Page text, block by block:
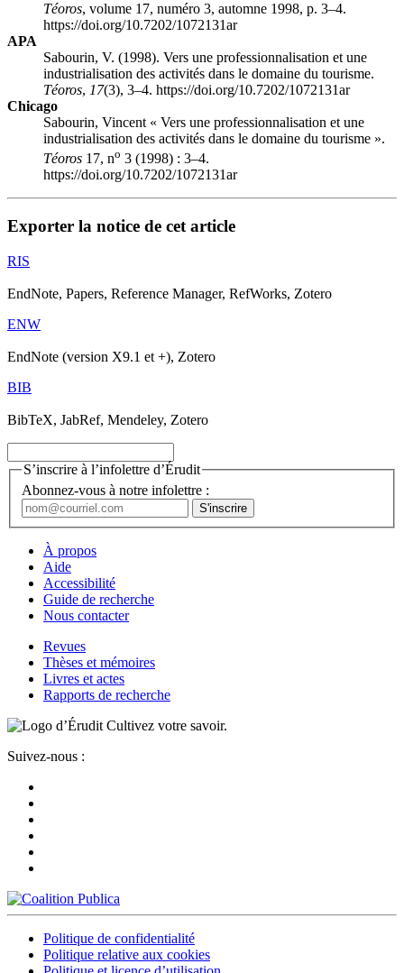
Téoros, volume 17, numéro 3, automne 1998, p. 3–4.
https://doi.org/10.7202/1072131ar
APA
Sabourin, V. (1998). Vers une professionnalisation et une
industrialisation des activités dans le domaine du tourisme.
Téoros, 17(3), 3–4. https://doi.org/10.7202/1072131ar
Chicago
Sabourin, Vincent « Vers une professionnalisation et une
industrialisation des activités dans le domaine du tourisme ».
Téoros 17, no 3 (1998) : 3–4.
https://doi.org/10.7202/1072131ar
Exporter la notice de cet article
RIS
EndNote, Papers, Reference Manager, RefWorks, Zotero
ENW
EndNote (version X9.1 et +), Zotero
BIB
BibTeX, JabRef, Mendeley, Zotero
S’inscrire à l’infolettre d’Érudit
Abonnez-vous à notre infolettre :
À propos
Aide
Accessibilité
Guide de recherche
Nous contacter
Revues
Thèses et mémoires
Livres et actes
Rapports de recherche
Cultivez votre savoir.
Suivez-nous :
Politique de confidentialité
Politique relative aux cookies